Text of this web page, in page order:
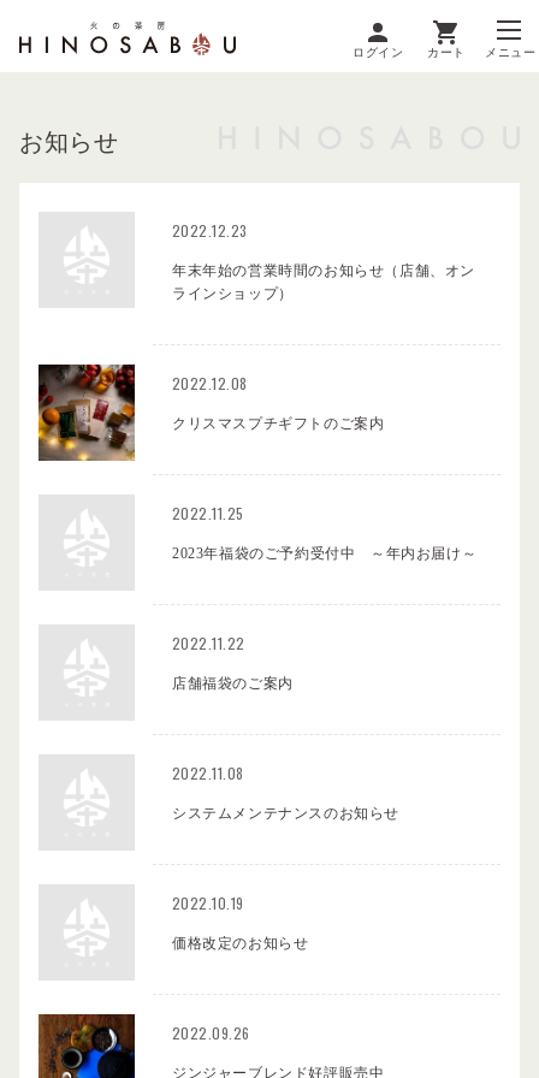
ログイン カート メニュー
お知らせ
2022.12.23
年末年始の営業時間のお知らせ（店舗、オン
ラインショップ）
2022.12.08
クリスマスプチギフトのご案内
2022.11.25
2023年福袋のご予約受付中 ～年内お届け～
2022.11.22
店舗福袋のご案内
2022.11.08
システムメンテナンスのお知らせ
2022.10.19
価格改定のお知らせ
2022.09.26
ジンジャーブレンド好評販売中